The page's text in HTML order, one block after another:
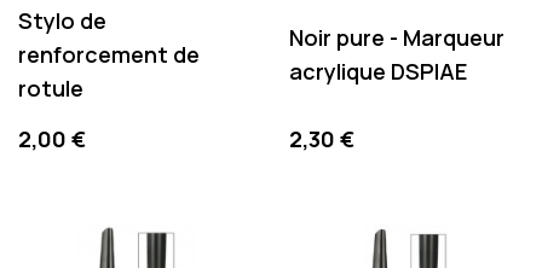
Stylo de
renforcement de
rotule
Precio
2,00 €
Noir pure - Marqueur
acrylique DSPIAE
Precio
2,30 €